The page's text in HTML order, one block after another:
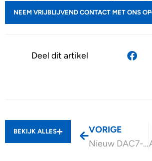
NEEM VRIJBLIJVEND CONTACT MET ONS OP
Deel dit artikel
BEKIJK ALLES
VORIGE
Nieuw DAC7-portaal beschikbaar voor online platformen